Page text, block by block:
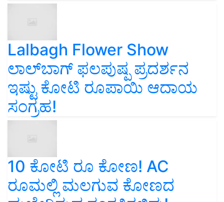
Lalbagh Flower Show
ಲಾಲ್‌ಬಾಗ್ ಫಲಪುಷ್ಪ ಪ್ರದರ್ಶನ
ಇಷ್ಟು ಕೋಟಿ ರೂಪಾಯಿ ಆದಾಯ
ಸಂಗ್ರಹ!
10 ಕೋಟಿ ರೂ ಕೋಣ! AC
ರೂಮಲ್ಲಿ ಮಲಗುವ ಕೋಣದ